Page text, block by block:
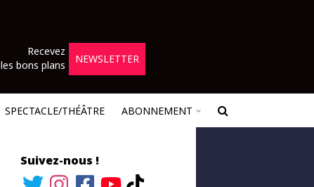
Recevez
les bons plans
NEWSLETTER
SPECTACLE/THÉÂTRE ABONNEMENT
Suivez-nous !